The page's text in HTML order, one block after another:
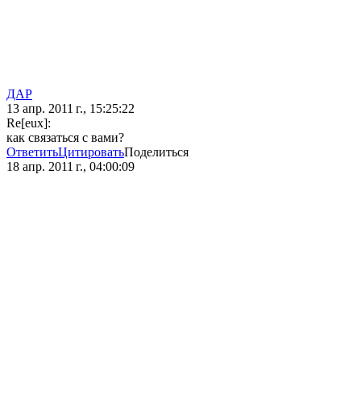
ДАР
13 апр. 2011 г., 15:25:22
Re[eux]:
как связаться с вами?
ОтветитьЦитироватьПоделиться
18 апр. 2011 г., 04:00:09